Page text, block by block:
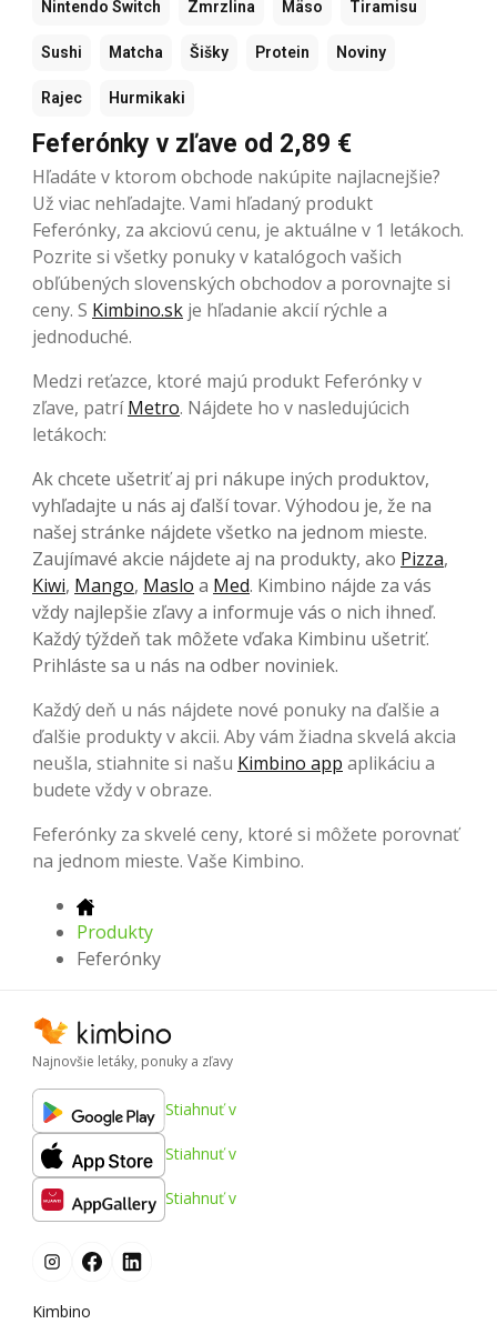
Nintendo Switch Zmrzlina Mäso Tiramisu
Sushi Matcha Šišky Protein Noviny
Rajec Hurmikaki
Feferónky v zľave od 2,89 €
Hľadáte v ktorom obchode nakúpite najlacnejšie?
Už viac nehľadajte. Vami hľadaný produkt
Feferónky, za akciovú cenu, je aktuálne v 1 letákoch.
Pozrite si všetky ponuky v katalógoch vašich
obľúbených slovenských obchodov a porovnajte si
ceny. S Kimbino.sk je hľadanie akcií rýchle a
jednoduché.
Medzi reťazce, ktoré majú produkt Feferónky v
zľave, patríMetro. Nájdete ho v nasledujúcich
letákoch:
Ak chcete ušetriť aj pri nákupe iných produktov,
vyhľadajte u nás aj ďalší tovar. Výhodou je, že na
našej stránke nájdete všetko na jednom mieste.
Zaujímavé akcie nájdete aj na produkty, ako Pizza,
Kiwi, Mango, Maslo a Med. Kimbino nájde za vás
vždy najlepšie zľavy a informuje vás o nich ihneď.
Každý týždeň tak môžete vďaka Kimbinu ušetriť.
Prihláste sa u nás na odber noviniek.
Každý deň u nás nájdete nové ponuky na ďalšie a
ďalšie produkty v akcii. Aby vám žiadna skvelá akcia
neušla, stiahnite si našu Kimbino app aplikáciu a
budete vždy v obraze.
Feferónky za skvelé ceny, ktoré si môžete porovnať
na jednom mieste. Vaše Kimbino.
Produkty
Feferónky
Najnovšie letáky, ponuky a zľavy
Stiahnuť v
Stiahnuť v
Stiahnuť v
Kimbino